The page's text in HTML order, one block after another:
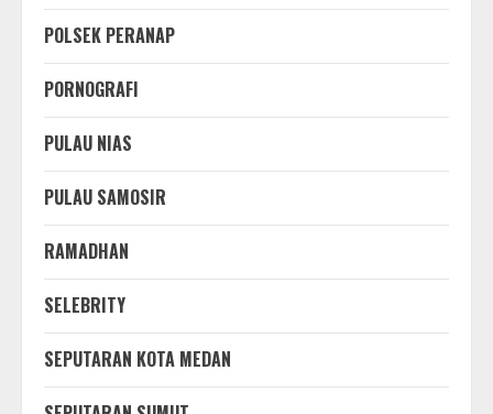
POLSEK PERANAP
PORNOGRAFI
PULAU NIAS
PULAU SAMOSIR
RAMADHAN
SELEBRITY
SEPUTARAN KOTA MEDAN